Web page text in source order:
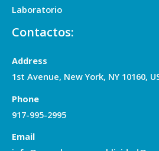
Laboratorio
Contactos:
Address
1st Avenue, New York, NY 10160,
Phone
917-995-2995
Email